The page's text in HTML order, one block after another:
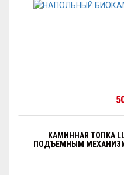
КАМИННАЯ ТОПКА LL
ПОДЪЕМНЫМ